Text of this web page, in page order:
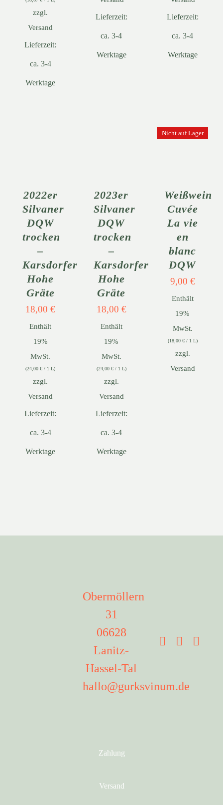
zzgl.
Versand
Lieferzeit:
ca. 3-4
Werktage
Lieferzeit:
ca. 3-4
Werktage
Lieferzeit:
ca. 3-4
Werktage
2022er
Silvaner
DQW
trocken
–
Karsdorfer
Hohe
Gräte
18,00€
Enthält
19%
MwSt.
(24,00€ / 1 L)
zzgl.
Versand
Lieferzeit:
ca. 3-4
Werktage
2023er
Silvaner
DQW
trocken
–
Karsdorfer
Hohe
Gräte
18,00 €
Enthält
19%
MwSt.
(24,00 €/ 1 L)
zzgl.
Versand
Lieferzeit:
ca. 3-4
Werktage
Nicht auf Lager
Weißwein
Cuvée
La vie
en
blanc
DQW
9,00 €
Enthält
19%
MwSt.
(18,00 €/ 1 L)
zzgl.
Versand
Obermöllern
31
06628
Lanitz-
Hassel-Tal
hallo@gurksvinum.de
Zahlung
Versand